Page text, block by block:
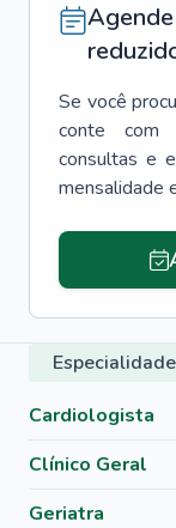
Se você
conte com
consultas e
mensalidade
Cardiologista
Clínico Geral
Geriatra